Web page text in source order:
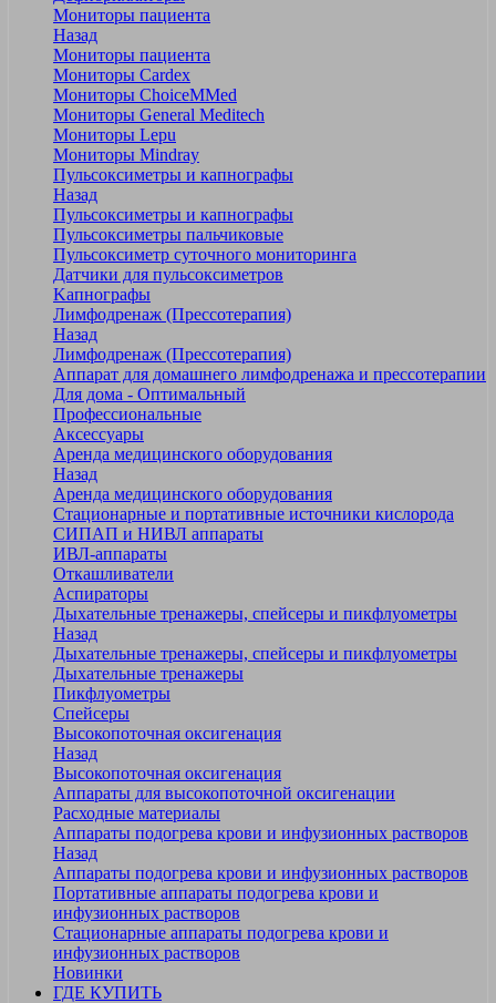
Мониторы пациента
Назад
Мониторы пациента
Мониторы Cardex
Мониторы ChoiceMMed
Мониторы General Meditech
Мониторы Lepu
Мониторы Mindray
Пульсоксиметры и капнографы
Назад
Пульсоксиметры и капнографы
Пульсоксиметры пальчиковые
Пульсоксиметр суточного мониторинга
Датчики для пульсоксиметров
Kапнографы
Лимфодренаж (Прессотерапия)
Назад
Лимфодренаж (Прессотерапия)
Аппарат для домашнего лимфодренажа и прессотерапии
Для дома - Оптимальный
Профессиональные
Аксессуары
Аренда медицинского оборудования
Назад
Аренда медицинского оборудования
Стационарные и портативные источники кислорода
СИПАП и НИВЛ аппараты
ИВЛ-аппараты
Откашливатели
Аспираторы
Дыхательные тренажеры, спейсеры и пикфлуометры
Назад
Дыхательные тренажеры, спейсеры и пикфлуометры
Дыхательные тренажеры
Пикфлуометры
Спейсеры
Высокопоточная оксигенация
Назад
Высокопоточная оксигенация
Аппараты для высокопоточной оксигенации
Расходные материалы
Аппараты подогрева крови и инфузионных растворов
Назад
Аппараты подогрева крови и инфузионных растворов
Портативные аппараты подогрева крови и
инфузионных растворов
Стационарные аппараты подогрева крови и
инфузионных растворов
Новинки
ГДЕ КУПИТЬ